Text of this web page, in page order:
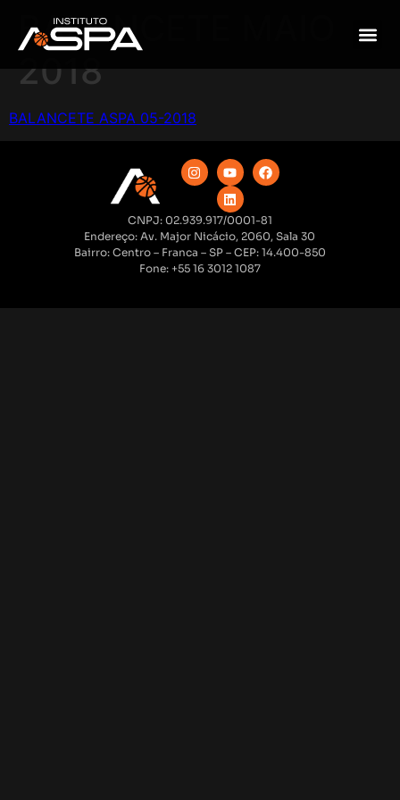
BALANCETE MAIO
2018
BALANCETE ASPA 05-2018
CNPJ: 02.939.917/0001-81
Endereço: Av. Major Nicácio, 2060, Sala 30
Bairro: Centro – Franca – SP – CEP: 14.400-850
Fone: +55 16 3012 1087